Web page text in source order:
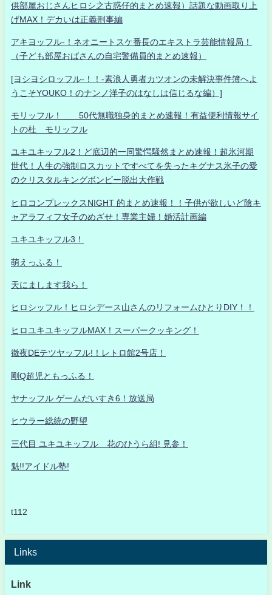
供部屋おじさんヒロシ之古惑仔的まとめ速報）話題な動画取り上
げMAX！デカいは正義刑事編
アキヨッフル-！ネオニートスケ番長のエキストラ芸能情報局！
（子ども部屋おばさんの自宅警備員的まとめ速報）
[ヨシヨシロッフル-！！-素浪人勇者カツオンの未解決事件簿へよ
うこそYOUKO！のナンノ洋子のはなしは信じるな編）]
モリッフル！ 50代無職独身的まとめ速報！有益便利情報サイ
トの杜 モリッフル
ユキユキッフル2！ど底辺的一同驚愕騒然まとめ速報！超氷河期
世代！人生の強制ロスカットですべてを失ったキグナス氷子の愛
のクリスタルキングボンビー脱出大作戦
ヒロコンプレックスNIGHT 的まとめ速報！！子供が欲しいど陰キ
ャアラフィフ女子のめざせ！専業主婦！婚活計画編
ユキユキッフル3！
萌えっふる！
天にまします我ら！
ヒロシッフル！ヒロシデース山さんのリフォームひとりDIY！！
ヒロユキユキッフルMAX！スーパークッキング！
徹夜DEテツヤッフル!！レトロ館2号店！
剛Q超児ともっふる！
ヤナッフル ゲームだいすき6！放送局
ヒウラー総統の野望
三代目 ユキユキッフル 花のひうら組! 見参！
魁!!アイドル塾!
t112
Links
Link